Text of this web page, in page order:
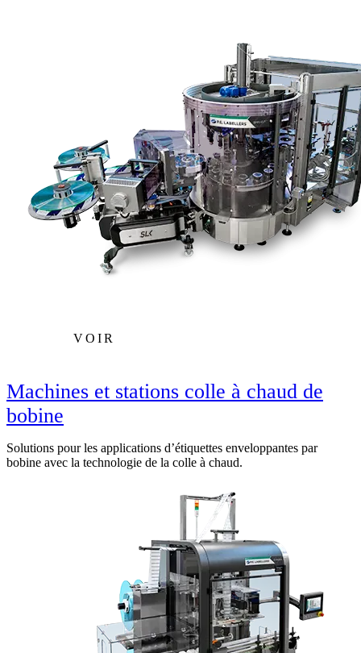
VOIR
Machines et stations colle à chaud de
bobine
Solutions pour les applications d’étiquettes enveloppantes par
bobine avec la technologie de la colle à chaud.